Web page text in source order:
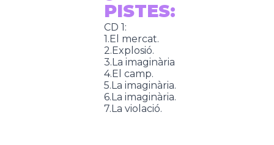
PISTES:
CD 1:
1.El mercat.
2.Explosió.
3.La imaginària
4.El camp.
5.La imaginària.
6.La imaginària.
7.La violació.